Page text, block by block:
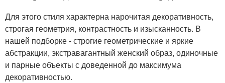
Для этого стиля характерна нарочитая декоративность,
строгая геометрия, контрастность и изысканность. В
нашей подборке - строгие геометрические и яркие
абстракции, экстравагантный женский образ, одиночные
и парные объекты с доведенной до максимума
декоративностью.